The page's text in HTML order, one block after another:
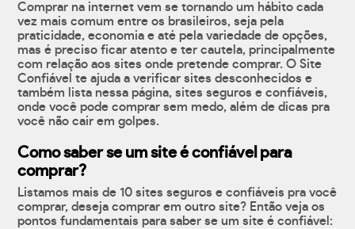
Comprar na internet vem se tornando um hábito cada
vez mais comum entre os brasileiros, seja pela
praticidade, economia e até pela variedade de opções,
mas é preciso ficar atento e ter cautela, principalmente
com relação aos sites onde pretende comprar. O Site
Confiável te ajuda a verificar sites desconhecidos e
também lista nessa página, sites seguros e confiáveis,
onde você pode comprar sem medo, além de dicas pra
você não cair em golpes.
Como saber se um site é confiável para
comprar?
Listamos mais de 10 sites seguros e confiáveis pra você
comprar, deseja comprar em outro site? Então veja os
pontos fundamentais para saber se um site é confiável: